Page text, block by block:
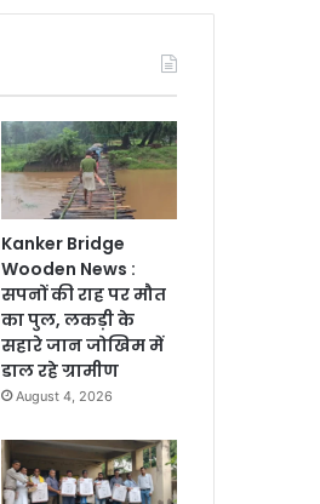
Kanker Bridge
Wooden News :
सपनों की राह पर मौत
का पुल, लकड़ी के
सहारे जान जोखिम में
डाल रहे ग्रामीण
August 4, 2026